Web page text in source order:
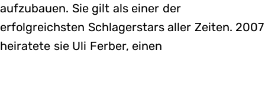
aufzubauen. Sie gilt als einer der
erfolgreichsten Schlagerstars aller Zeiten. 2007
heiratete sie Uli Ferber, einen